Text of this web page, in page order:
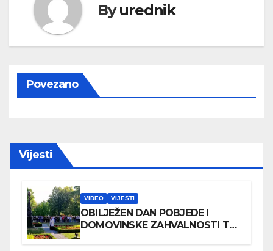
Byurednik
Povezano
Vijesti
VIDEO VIJESTI
OBILJEŽEN DAN POBJEDE I
DOMOVINSKE ZAHVALNOSTI TE